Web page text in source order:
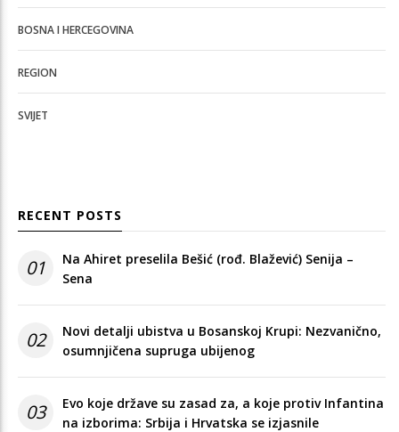
BOSNA I HERCEGOVINA
REGION
SVIJET
RECENT POSTS
01
Na Ahiret preselila Bešić (rođ. Blažević) Senija –
Sena
02
Novi detalji ubistva u Bosanskoj Krupi: Nezvanično,
osumnjičena supruga ubijenog
03
Evo koje države su zasad za, a koje protiv Infantina
na izborima: Srbija i Hrvatska se izjasnile